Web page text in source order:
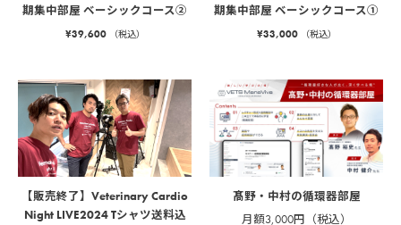
期集中部屋 ベーシックコース②
¥39,600 （税込）
期集中部屋 ベーシックコース①
¥33,000 （税込）
【販売終了】Veterinary Cardio
Night LIVE2024 Tシャツ送料込
髙野・中村の循環器部屋
月額3,000円（税込）